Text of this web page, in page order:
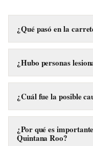
¿Qué pasó en la
Una camioneta volcó
Felipe Carrillo
¿Hubo personas
No, a pesar de lo
reportaron personas
¿Cuál fue la posible
Se presume que el
quedado dormido al
vehículo.
¿Por qué es
Quintana Roo?